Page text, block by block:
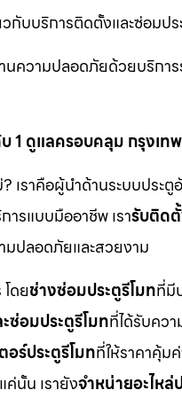
บบริการติดตั้งและซ่อมป
ความปลอดภัยด้วยบริกา
1 ดูแลครอบคลุม กรุงเท
เราคือผู้นำด้านระบบปร
ารแบบมืออาชีพ เรารับติด
มปลอดภัยและสวยงาม
ดยช่างซ่อมประตูรีโมทที่มี
ซ่อมประตูรีโมทที่ได้รับคว
อร์ประตูรีโมทที่ให้ราคาคุ้ม
นั้น เรายังจำหน่ายอะไหล่